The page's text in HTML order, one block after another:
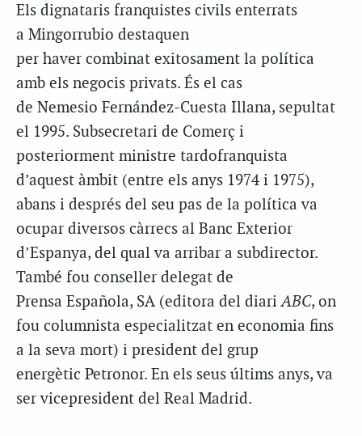
Els dignataris franquistes civils enterrats
a Mingorrubio destaquen
per haver combinat exitosament la política
amb els negocis privats. És el cas
de Nemesio Fernández-Cuesta Illana, sepultat
el 1995. Subsecretari de Comerç i
posteriorment ministre tardofranquista
d’aquest àmbit (entre els anys 1974 i 1975),
abans i després del seu pas de la política va
ocupar diversos càrrecs al Banc Exterior
d’Espanya, del qual va arribar a subdirector.
També fou conseller delegat de
Prensa Española, SA (editora del diariABC, on
fou columnista especialitzat en economia fins
a la seva mort) i president del grup
energètic Petronor. En els seus últims anys, va
ser vicepresident del Real Madrid.